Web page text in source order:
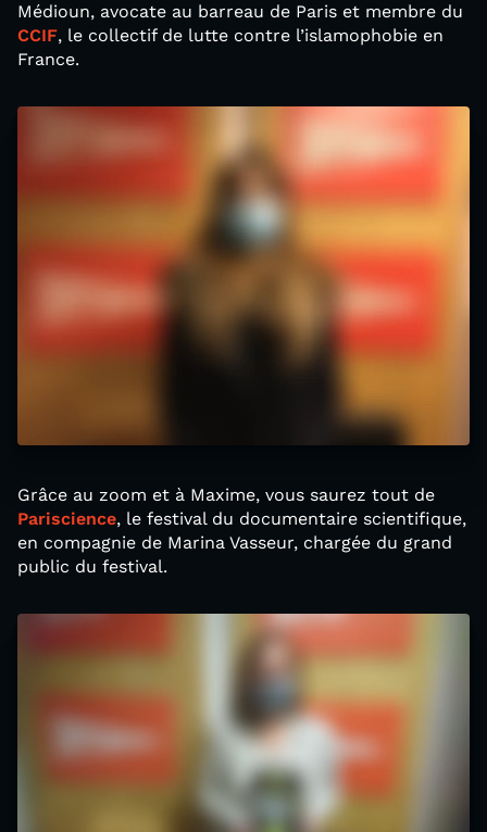
Médioun, avocate au barreau de Paris et membre du
CCIF, le collectif de lutte contre l’islamophobie en
France.
Grâce au zoom et à Maxime, vous saurez tout de
Pariscience, le festival du documentaire scientifique,
en compagnie de Marina Vasseur, chargée du grand
public du festival.